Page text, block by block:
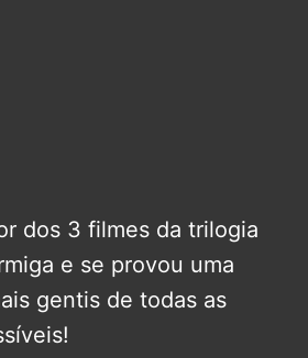
dos 3 filmes da trilogia
e se provou uma
gentis de todas as